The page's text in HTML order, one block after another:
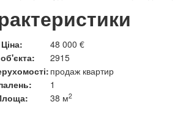
Ціна:
48 000 €
2915
продаж квартир
1
38 м2